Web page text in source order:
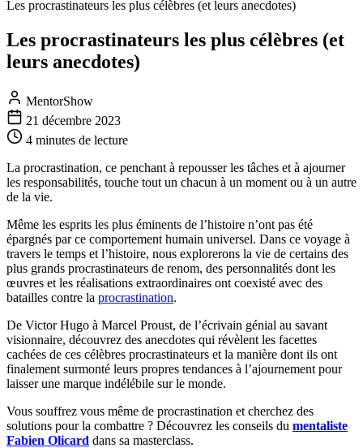
Les procrastinateurs les plus célèbres (et leurs anecdotes)
Les procrastinateurs les plus célèbres (et
leurs anecdotes)
MentorShow
21 décembre 2023
4 minutes de lecture
La procrastination, ce penchant à repousser les tâches et à ajourner
les responsabilités, touche tout un chacun à un moment ou à un autre
de la vie.
Même les esprits les plus éminents de l’histoire n’ont pas été
épargnés par ce comportement humain universel. Dans ce voyage à
travers le temps et l’histoire, nous explorerons la vie de certains des
plus grands procrastinateurs de renom, des personnalités dont les
œuvres et les réalisations extraordinaires ont coexisté avec des
batailles contre la procrastination.
De Victor Hugo à Marcel Proust, de l’écrivain génial au savant
visionnaire, découvrez des anecdotes qui révèlent les facettes
cachées de ces célèbres procrastinateurs et la manière dont ils ont
finalement surmonté leurs propres tendances à l’ajournement pour
laisser une marque indélébile sur le monde.
Vous souffrez vous même de procrastination et cherchez des
solutions pour la combattre ? Découvrez les conseils du mentaliste
Fabien Olicard dans sa masterclass.